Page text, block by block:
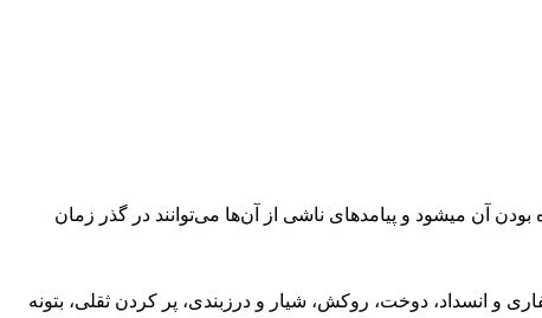
آن میشود و پیامدهای ناشی از آن‌ها می‌توانند در گذر زمان
و انسداد، دوخت، روکش، شیار و درزبندی، پر کردن ثقلی، بتونه